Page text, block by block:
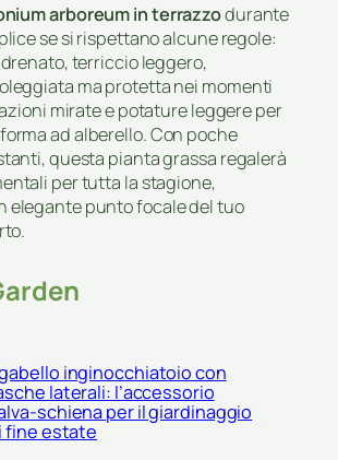
arboreum in terrazzodurante
se si rispettano alcune regole:
terriccio leggero,
ma protetta nei momenti
mirate e potature leggere per
ad alberello. Con poche
questa pianta grassa regalerà
per tutta la stagione,
elegante punto focale del tuo
inginocchiatoio con
laterali: l’accessorio
schiena per il giardinaggio
fine estate